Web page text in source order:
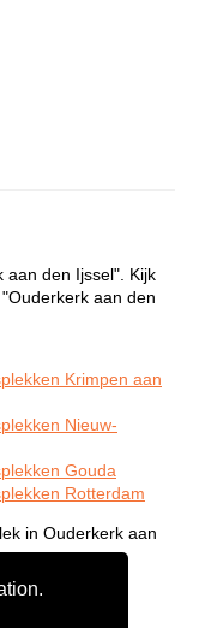
aan den Ijssel". Kijk
aan den
Krimpen aan
Nieuw-
Gouda
Rotterdam
in Ouderkerk aan